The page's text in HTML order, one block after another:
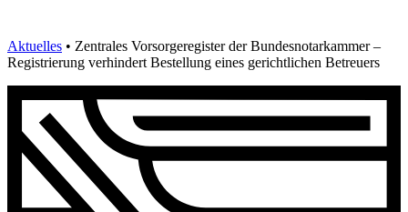
Aktuelles • Zentrales Vorsorgeregister der Bundesnotarkammer –
Registrierung verhindert Bestellung eines gerichtlichen Betreuers